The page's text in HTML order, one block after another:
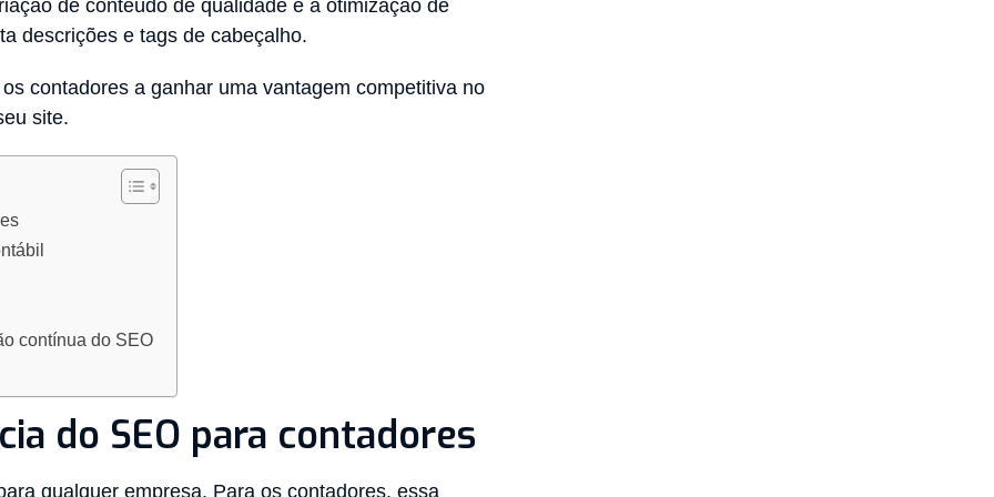
de conteúdo de qualidade e a otimização de
descrições e tags de cabeçalho.
contadores a ganhar uma vantagem competitiva no
site.
contínua do SEO
do SEO para contadores
qualquer empresa. Para os contadores, essa